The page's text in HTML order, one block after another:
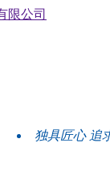
独具匠心 追